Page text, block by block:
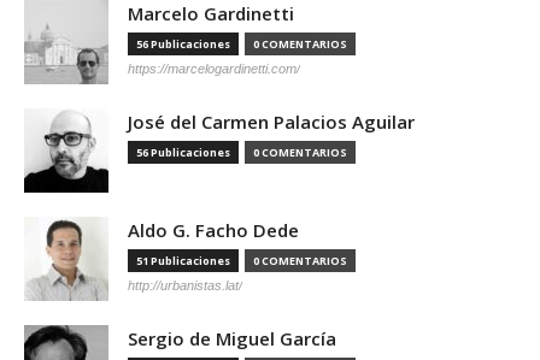
Marcelo Gardinetti
56 Publicaciones 0 COMENTARIOS
https://marcelogardinetti.com/
José del Carmen Palacios Aguilar
56 Publicaciones 0 COMENTARIOS
Aldo G. Facho Dede
51 Publicaciones 0 COMENTARIOS
http://urbanistas.lat/
Sergio de Miguel García